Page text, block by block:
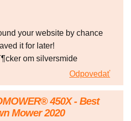
your website by chance
it for later!
om silversmide
Odpovedať
450X - Best
Mower 2020